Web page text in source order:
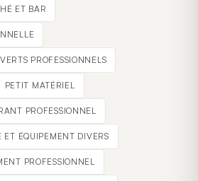
ET BAR
PROFESSIONNELS
PETIT MATÉRIEL
PROFESSIONNEL
ET ÉQUIPEMENT DIVERS
PROFESSIONNEL